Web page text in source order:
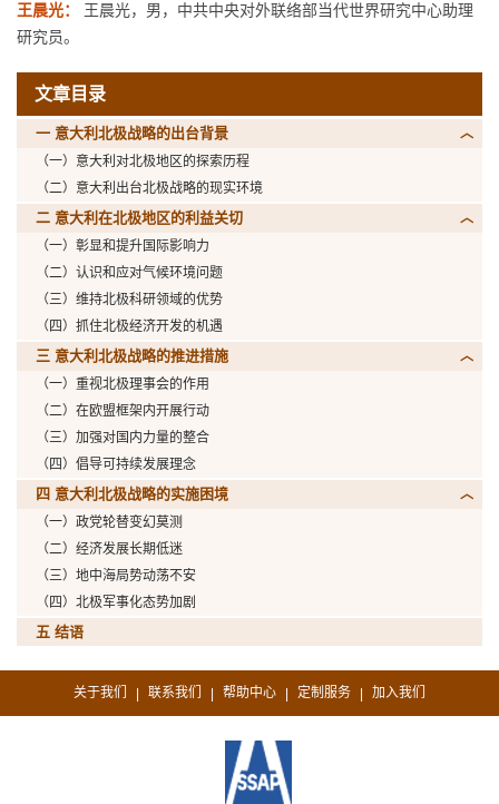
王晨光：
王晨光，男，中共中央对外联络部当代世界研究中心助理
研究员。
文章目录
一 意大利北极战略的出台背景
（一）意大利对北极地区的探索历程
（二）意大利出台北极战略的现实环境
二 意大利在北极地区的利益关切
（一）彰显和提升国际影响力
（二）认识和应对气候环境问题
（三）维持北极科研领域的优势
（四）抓住北极经济开发的机遇
三 意大利北极战略的推进措施
（一）重视北极理事会的作用
（二）在欧盟框架内开展行动
（三）加强对国内力量的整合
（四）倡导可持续发展理念
四 意大利北极战略的实施困境
（一）政党轮替变幻莫测
（二）经济发展长期低迷
（三）地中海局势动荡不安
（四）北极军事化态势加剧
五 结语
关于我们 | 联系我们 | 帮助中心 | 定制服务 | 加入我们